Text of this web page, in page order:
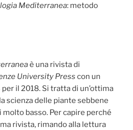
Mediterranea: metodo
è una rivista di
University Press con un
per il 2018. Si tratta di un’ottima
scienza delle piante sebbene
molto basso. Per capire perché
rivista, rimando alla lettura